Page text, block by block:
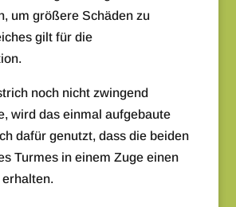
um größere Schäden zu
gilt für die
noch nicht zwingend
wird das einmal aufgebaute
dafür genutzt, dass die beiden
Turmes in einem Zuge einen